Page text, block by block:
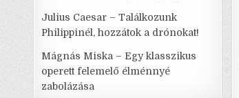
Julius Caesar – Találkozunk
Philippinél, hozzátok a drónokat!
Mágnás Miska – Egy klasszikus
operett felemelő élménnyé
zabolázása